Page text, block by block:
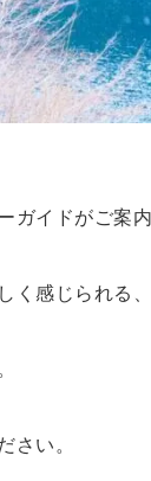
イドがご案
感じられる
さい。